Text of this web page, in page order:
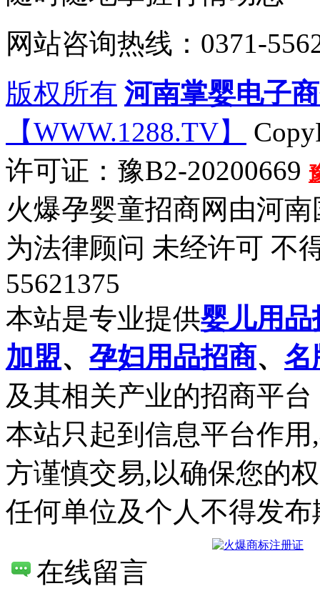
网站咨询热线：0371-
版权所有 河南掌婴电子
【WWW.1288.TV】
许可证：豫B2-20200669
火爆孕婴童招商网由河
为法律顾问 未经许可 不
55621375
本站是专业提供婴儿用品
加盟、 孕妇用品招商、 名
及其相关产业的招商平台
本站只起到信息平台作
方谨慎交易,以确保您的
任何单位及个人不得发
在线留言